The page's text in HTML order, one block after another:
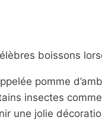
boissons
pomme
insectes
une jolie